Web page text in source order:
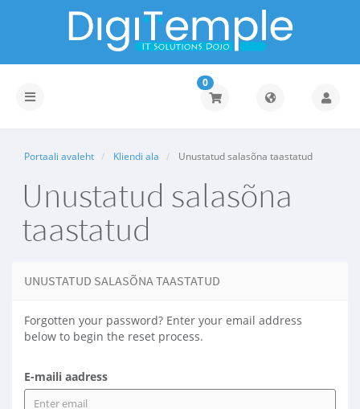
Toggle
0
Portaali avaleht Kliendi ala Unustatud salasõna taastatud
Unustatud salasõna
taastatud
UNUSTATUD SALASÕNA TAASTATUD
Forgotten your password? Enter your email address
below to begin the reset process.
E-maili aadress